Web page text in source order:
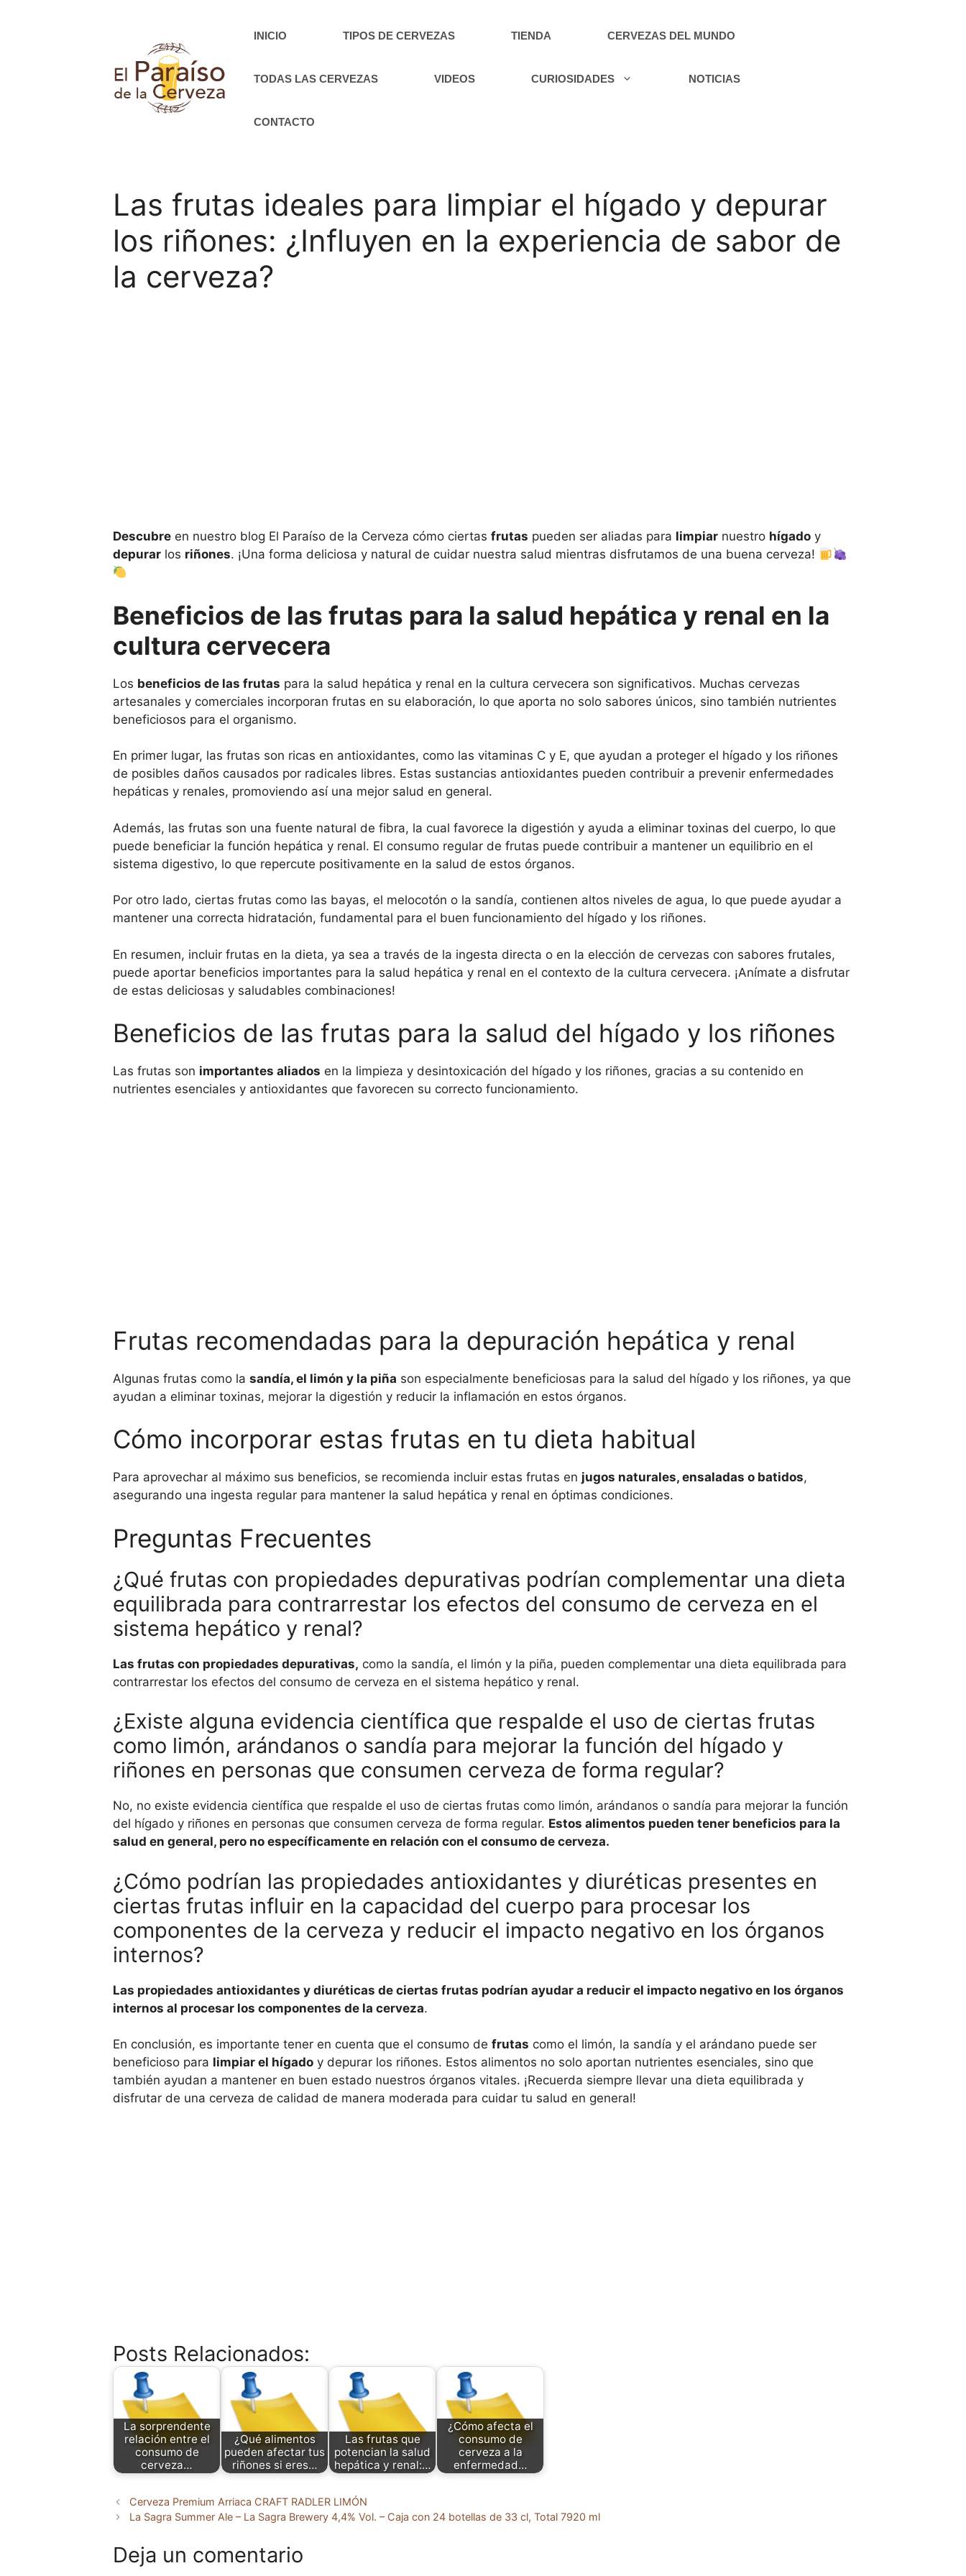
INICIO TIPOS DE CERVEZAS TIENDA CERVEZAS DEL MUNDO
TODAS LAS CERVEZAS VIDEOS CURIOSIDADES NOTICIAS
CONTACTO
Las frutas ideales para limpiar el hígado y depurar
los riñones: ¿Influyen en la experiencia de sabor de
la cerveza?
Descubre en nuestro blog El Paraíso de la Cerveza cómo ciertas frutas pueden ser aliadas para limpiar nuestro hígado y
depurar los riñones. ¡Una forma deliciosa y natural de cuidar nuestra salud mientras disfrutamos de una buena cerveza!
Beneficios de las frutas para la salud hepática y renal en la
cultura cervecera
Los beneficios de las frutas para la salud hepática y renal en la cultura cervecera son significativos. Muchas cervezas
artesanales y comerciales incorporan frutas en su elaboración, lo que aporta no solo sabores únicos, sino también nutrientes
beneficiosos para el organismo.
En primer lugar, las frutas son ricas en antioxidantes, como las vitaminas C y E, que ayudan a proteger el hígado y los riñones
de posibles daños causados por radicales libres. Estas sustancias antioxidantes pueden contribuir a prevenir enfermedades
hepáticas y renales, promoviendo así una mejor salud en general.
Además, las frutas son una fuente natural de fibra, la cual favorece la digestión y ayuda a eliminar toxinas del cuerpo, lo que
puede beneficiar la función hepática y renal. El consumo regular de frutas puede contribuir a mantener un equilibrio en el
sistema digestivo, lo que repercute positivamente en la salud de estos órganos.
Por otro lado, ciertas frutas como las bayas, el melocotón o la sandía, contienen altos niveles de agua, lo que puede ayudar a
mantener una correcta hidratación, fundamental para el buen funcionamiento del hígado y los riñones.
En resumen, incluir frutas en la dieta, ya sea a través de la ingesta directa o en la elección de cervezas con sabores frutales,
puede aportar beneficios importantes para la salud hepática y renal en el contexto de la cultura cervecera. ¡Anímate a disfrutar
de estas deliciosas y saludables combinaciones!
Beneficios de las frutas para la salud del hígado y los riñones
Las frutas son importantes aliados en la limpieza y desintoxicación del hígado y los riñones, gracias a su contenido en
nutrientes esenciales y antioxidantes que favorecen su correcto funcionamiento.
Frutas recomendadas para la depuración hepática y renal
Algunas frutas como la sandía, el limón y la piña son especialmente beneficiosas para la salud del hígado y los riñones, ya que
ayudan a eliminar toxinas, mejorar la digestión y reducir la inflamación en estos órganos.
Cómo incorporar estas frutas en tu dieta habitual
Para aprovechar al máximo sus beneficios, se recomienda incluir estas frutas en jugos naturales, ensaladas o batidos,
asegurando una ingesta regular para mantener la salud hepática y renal en óptimas condiciones.
Preguntas Frecuentes
¿Qué frutas con propiedades depurativas podrían complementar una dieta
equilibrada para contrarrestar los efectos del consumo de cerveza en el
sistema hepático y renal?
Las frutas con propiedades depurativas, como la sandía, el limón y la piña, pueden complementar una dieta equilibrada para
contrarrestar los efectos del consumo de cerveza en el sistema hepático y renal.
¿Existe alguna evidencia científica que respalde el uso de ciertas frutas
como limón, arándanos o sandía para mejorar la función del hígado y
riñones en personas que consumen cerveza de forma regular?
No, no existe evidencia científica que respalde el uso de ciertas frutas como limón, arándanos o sandía para mejorar la función
del hígado y riñones en personas que consumen cerveza de forma regular. Estos alimentos pueden tener beneficios para la
salud en general, pero no específicamente en relación con el consumo de cerveza.
¿Cómo podrían las propiedades antioxidantes y diuréticas presentes en
ciertas frutas influir en la capacidad del cuerpo para procesar los
componentes de la cerveza y reducir el impacto negativo en los órganos
internos?
Las propiedades antioxidantes y diuréticas de ciertas frutas podrían ayudar a reducir el impacto negativo en los órganos
internos al procesar los componentes de la cerveza.
En conclusión, es importante tener en cuenta que el consumo de frutas como el limón, la sandía y el arándano puede ser
beneficioso para limpiar el hígado y depurar los riñones. Estos alimentos no solo aportan nutrientes esenciales, sino que
también ayudan a mantener en buen estado nuestros órganos vitales. ¡Recuerda siempre llevar una dieta equilibrada y
disfrutar de una cerveza de calidad de manera moderada para cuidar tu salud en general!
Posts Relacionados:
La sorprendente
relación entre el
consumo de
cerveza…
¿Qué alimentos
pueden afectar tus
riñones si eres…
Las frutas que
potencian la salud
hepática y renal:…
¿Cómo afecta el
consumo de
cerveza a la
enfermedad…
Cerveza Premium Arriaca CRAFT RADLER LIMÓN
La Sagra Summer Ale – La Sagra Brewery 4,4% Vol. – Caja con 24 botellas de 33 cl, Total 7920 ml
Deja un comentario